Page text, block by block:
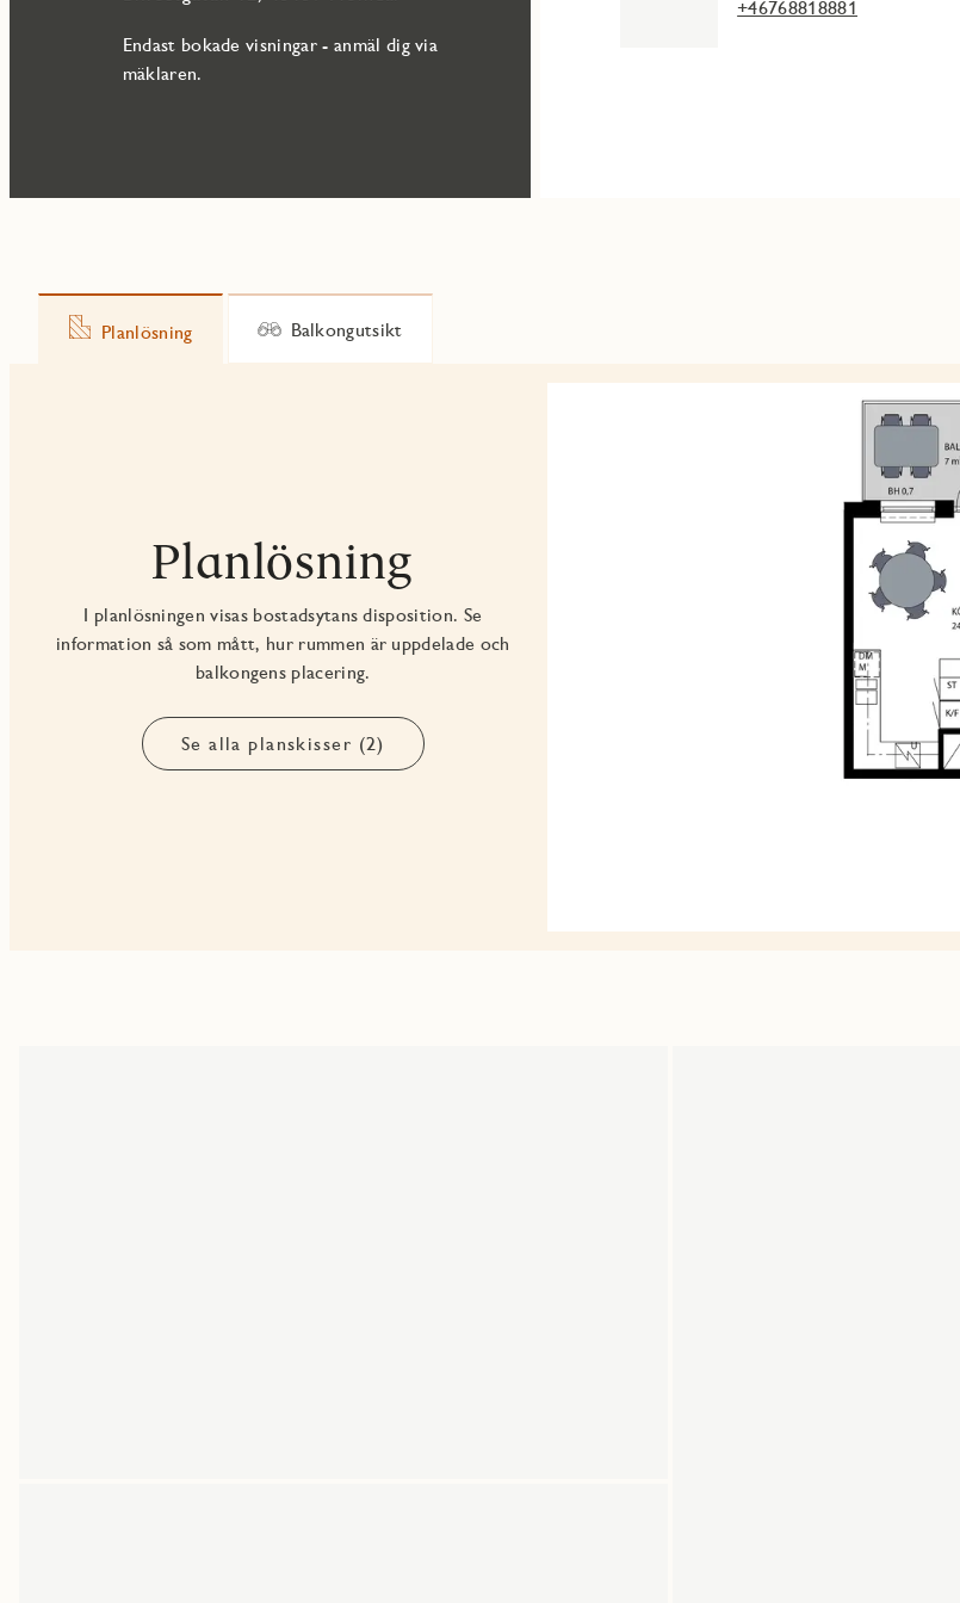
snabbt och lätt till både Göteborg och Mölndal centrum.
Endast bokade visningar - anmäl dig via
mäklaren.
+46768818881
Planlösning Balkongutsikt
Planlösning
I planlösningen visas bostadsytans disposition. Se
information så som mått, hur rummen är uppdelade och
balkongens placering.
Se alla planskisser (2)